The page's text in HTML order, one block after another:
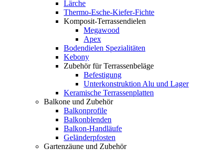
Lärche
Thermo-Esche-Kiefer-Fichte
Komposit-Terrassendielen
Megawood
Apex
Bodendielen Spezialitäten
Kebony
Zubehör für Terrassenbeläge
Befestigung
Unterkonstruktion Alu und Lager
Keramische Terrassenplatten
Balkone und Zubehör
Balkonprofile
Balkonblenden
Balkon-Handläufe
Geländerpfosten
Gartenzäune und Zubehör